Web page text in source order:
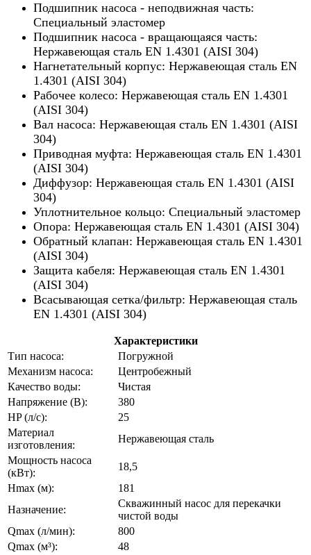
Подшипник насоса - неподвижная часть:
Специальный эластомер
Подшипник насоса - вращающаяся часть:
Нержавеющая сталь EN 1.4301 (AISI 304)
Нагнетательный корпус: Нержавеющая сталь EN
1.4301 (AISI 304)
Рабочее колесо: Нержавеющая сталь EN 1.4301
(AISI 304)
Вал насоса: Нержавеющая сталь EN 1.4301 (AISI
304)
Приводная муфта: Нержавеющая сталь EN 1.4301
(AISI 304)
Диффузор: Нержавеющая сталь EN 1.4301 (AISI
304)
Уплотнительное кольцо: Специальный эластомер
Опора: Нержавеющая сталь EN 1.4301 (AISI 304)
Обратный клапан: Нержавеющая сталь EN 1.4301
(AISI 304)
Защита кабеля: Нержавеющая сталь EN 1.4301
(AISI 304)
Всасывающая сетка/фильтр: Нержавеющая сталь
EN 1.4301 (AISI 304)
Характеристики
Тип насоса:
Погружной
Механизм насоса:
Центробежный
Качество воды:
Чистая
Напряжение (В):
380
HP (л/с):
25
Материал
изготовления:
Нержавеющая сталь
Мощность насоса
(кВт):
18,5
Hmax (м):
181
Назначение:
Скважинный насос для перекачки
чистой воды
Qmax (л/мин):
800
Qmax (м³):
48